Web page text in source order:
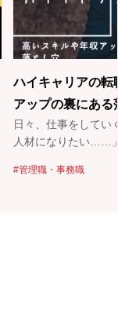
ハイキャリアの
アップの裏にある
日々、仕事をしてい
人材になりたい……
多いのではないでし
管理職・事務職